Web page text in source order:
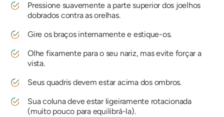
Pressione suavemente a parte superior dos joelhos
dobrados contra as orelhas.
Gire os braços internamente e estique-os.
Olhe fixamente para o seu nariz, mas evite forçar a
vista.
Seus quadris devem estar acima dos ombros.
Sua coluna deve estar ligeiramente rotacionada
(muito pouco para equilibrá-la).